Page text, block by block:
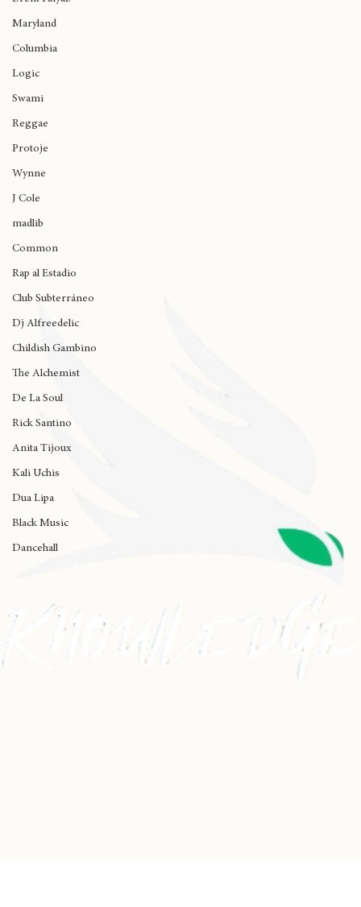
Brent Faiyaz
Maryland
Columbia
Logic
Swami
Reggae
Protoje
Wynne
J Cole
madlib
Common
Rap al Estadio
Club Subterráneo
Dj Alfreedelic
Childish Gambino
The Alchemist
De La Soul
Rick Santino
Anita Tijoux
Kali Uchis
Dua Lipa
Black Music